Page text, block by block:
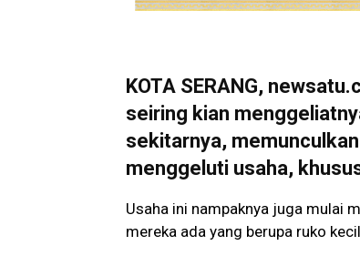
KOTA SERANG,
seiring kian
sekitarnya,
menggeluti usaha,
Usaha ini nampaknya juga mulai
mereka ada yang berupa ruko